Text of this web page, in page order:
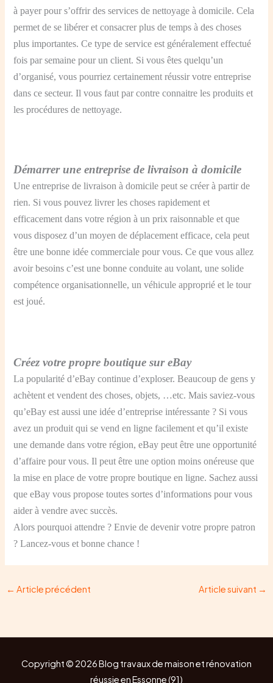
à payer pour s’offrir des services de nettoyage à domicile. Cela
permet de se libérer et consacrer plus de temps à des choses
plus importantes. Ce type de service est généralement effectué
fois par semaine pour un client. Si vous êtes quelqu’un
d’organisé, vous pourriez certainement réussir votre entreprise
dans ce secteur. Il vous faut par contre connaitre les produits et
les procédures de nettoyage.
Démarrer une entreprise de livraison à domicile
Une entreprise de livraison à domicile peut se créer à partir de
rien. Si vous pouvez livrer les choses rapidement et
efficacement dans votre région à un prix raisonnable et que
vous disposez d’un moyen de déplacement efficace, cela peut
être une bonne idée commerciale pour vous. Ce que vous allez
avoir besoins c’est une bonne conduite au volant, une solide
compétence organisationnelle, un véhicule approprié et le tour
est joué.
Créez votre propre boutique sur eBay
La popularité d’eBay continue d’exploser. Beaucoup de gens y
achètent et vendent des choses, objets, …etc. Mais saviez-vous
qu’eBay est aussi une idée d’entreprise intéressante ? Si vous
avez un produit qui se vend en ligne facilement et qu’il existe
une demande dans votre région, eBay peut être une opportunité
d’affaire pour vous. Il peut être une option moins onéreuse que
la mise en place de votre propre boutique en ligne. Sachez aussi
que eBay vous propose toutes sortes d’informations pour vous
aider à vendre avec succès.
Alors pourquoi attendre ? Envie de devenir votre propre patron
? Lancez-vous et bonne chance !
← Article précédent Article suivant →
Copyright © 2026 Blog travaux de maison et rénovation
réussie en Essonne (91)